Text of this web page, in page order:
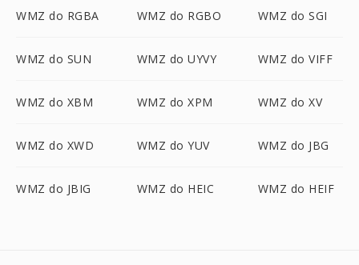
WMZ do RGBA WMZ do RGBO WMZ do SGI
WMZ do SUN WMZ do UYVY WMZ do VIFF
WMZ do XBM WMZ do XPM WMZ do XV
WMZ do XWD WMZ do YUV WMZ do JBG
WMZ do JBIG WMZ do HEIC WMZ do HEIF